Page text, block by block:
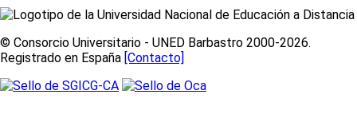
© Consorcio Universitario - UNED Barbastro 2000-2026.
Registrado en España [Contacto]